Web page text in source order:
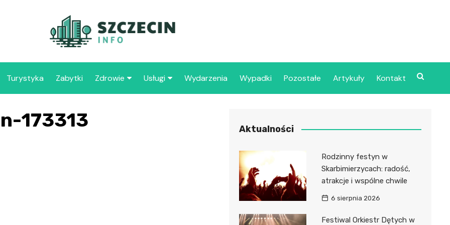
Turystyka Zabytki Zdrowie
109 Szpital Wojskowy w
Szczecinie
Samodzielny Publiczny
Specjalistyczny Zakład
Opieki Zdrowotnej
Samodzielny Publiczny
Usługi Wydarzenia Wypadki Pozostałe Artykuły Kontakt
173313 Aktualności
Rodzinny festyn w
Skarbimierzycach: radość,
atrakcje i wspólne chwile
6 sierpnia 2026
Festiwal Orkiestr Dętych w